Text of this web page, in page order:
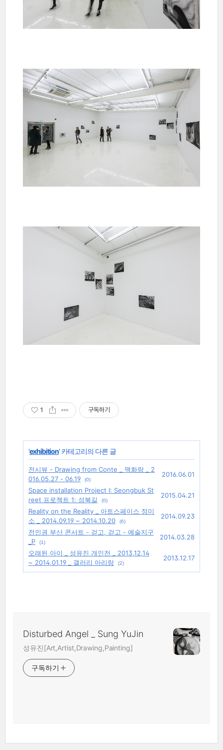
1 구독하기
'exhibition' 카테고리의 다른 글
전시뷰 - Drawing from Conte _ 맥화랑 _ 2
016.05.27 - 06.19
(0)
2016.06.01
Space installation Project Ⅰ: Seongbuk St
reet 프로젝트 1: 성북길
(0)
2015.04.21
Reality on the Reality _ 아트스페이스 정미
소 _ 2014.09.19 ~ 2014.10.20
(6)
2014.09.23
전인권 부산 콘서트 - 걷고, 걷고 - 예술지구
_P
(1)
2014.03.28
오래된 아이 _ 성유진 개인전 _ 2013,12,14
~ 2014,01,19 _ 갤러리 아리랑
(2)
2013.12.17
Disturbed Angel _ Sung YuJin
성유진[Art,Artist,Drawing,Painting]
구독하기